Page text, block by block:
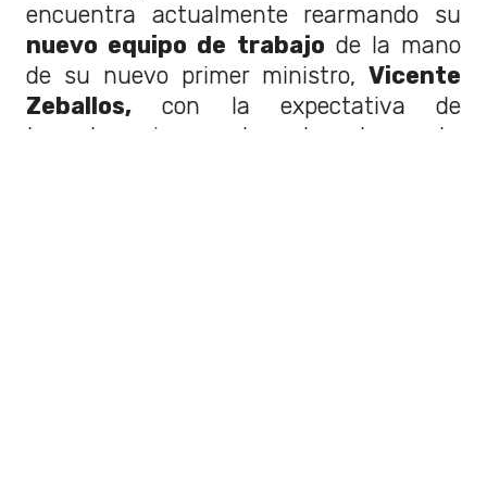
encuentra actualmente rearmando su
nuevo equipo de trabajo de la mano
de su nuevo primer ministro, Vicente
Zeballos, con la expectativa de
tomarles juramento durante esta